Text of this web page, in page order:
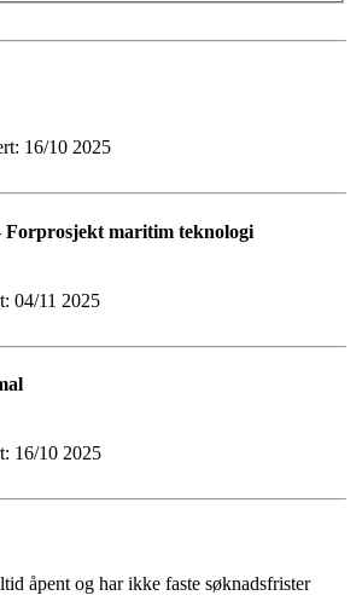
16/10 2025
maritim teknologi
04/11 2025
16/10 2025
åpent og har ikke faste søknadsfrister